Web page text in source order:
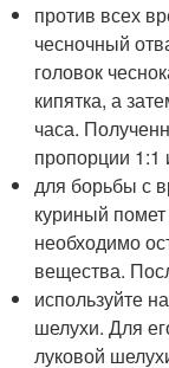
против всех
чесночный
головок
кипятка, а
часа.
пропорции 1:1
для борьбы с
куриный
необходимо
вещества.
используйте
шелухи. Для
луковой